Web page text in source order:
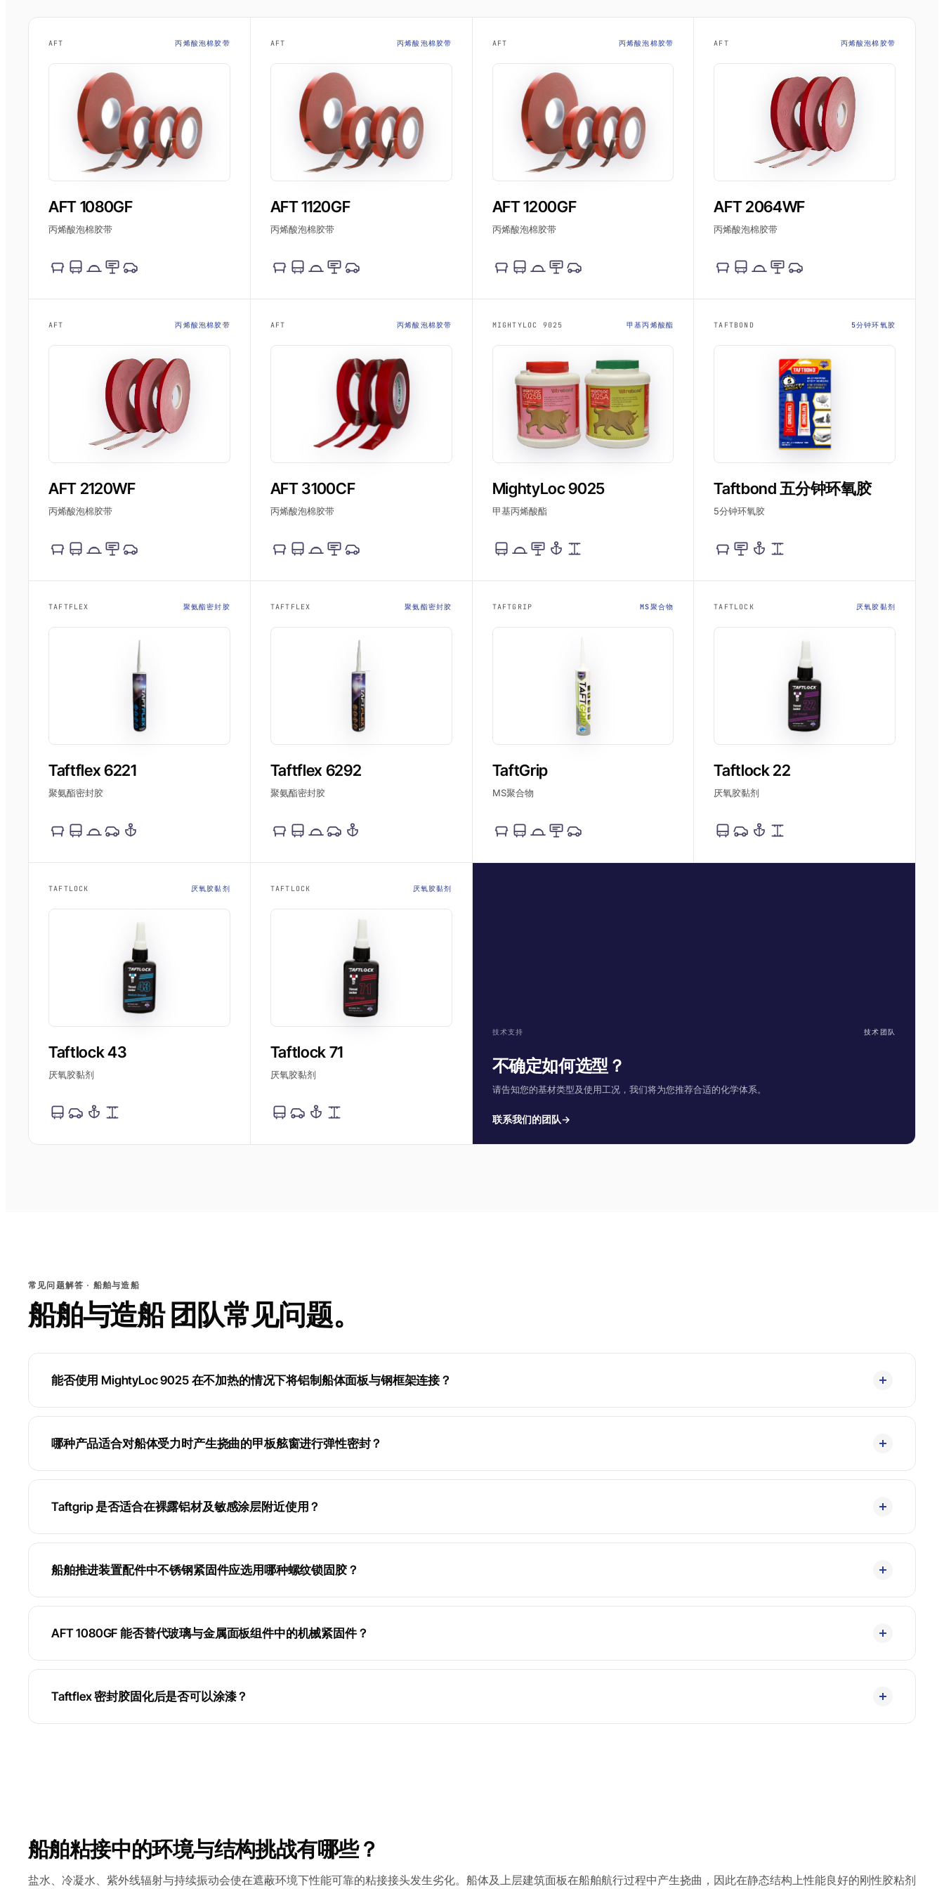
AFT 丙烯酸泡棉胶带
AFT 1080GF
丙烯酸泡棉胶带
AFT 丙烯酸泡棉胶带
AFT 1120GF
丙烯酸泡棉胶带
AFT 丙烯酸泡棉胶带
AFT 1200GF
丙烯酸泡棉胶带
AFT 丙烯酸泡棉胶带
AFT 2064WF
丙烯酸泡棉胶带
AFT 丙烯酸泡棉胶带
AFT 2120WF
丙烯酸泡棉胶带
AFT 丙烯酸泡棉胶带
AFT 3100CF
丙烯酸泡棉胶带
MIGHTYLOC 9025 甲基丙烯酸酯
MightyLoc 9025
甲基丙烯酸酯
TAFTBOND 5分钟环氧胶
Taftbond 五分钟环氧胶
5分钟环氧胶
TAFTFLEX 聚氨酯密封胶
Taftflex 6221
聚氨酯密封胶
TAFTFLEX 聚氨酯密封胶
Taftflex 6292
聚氨酯密封胶
TAFTGRIP MS聚合物
TaftGrip
MS聚合物
TAFTLOCK 厌氧胶黏剂
Taftlock 22
厌氧胶黏剂
TAFTLOCK 厌氧胶黏剂
Taftlock 43
厌氧胶黏剂
TAFTLOCK 厌氧胶黏剂
Taftlock 71
厌氧胶黏剂
技术支持 技术团队
不确定如何选型？
请告知您的基材类型及使用工况，我们将为您推荐合适的化学体系。
联系我们的团队→
常见问题解答 · 船舶与造船
船舶与造船 团队常见问题。
能否使用 MightyLoc 9025 在不加热的情况下将铝制船体面板与钢框架连接？
哪种产品适合对船体受力时产生挠曲的甲板舷窗进行弹性密封？
Taftgrip 是否适合在裸露铝材及敏感涂层附近使用？
船舶推进装置配件中不锈钢紧固件应选用哪种螺纹锁固胶？
AFT 1080GF 能否替代玻璃与金属面板组件中的机械紧固件？
Taftflex 密封胶固化后是否可以涂漆？
船舶粘接中的环境与结构挑战有哪些？
盐水、冷凝水、紫外线辐射与持续振动会使在遮蔽环境下性能可靠的粘接接头发生劣化。船体及上层建筑面板在船舶航行过程中产生挠曲，因此在静态结构上性能良好的刚性胶粘剂